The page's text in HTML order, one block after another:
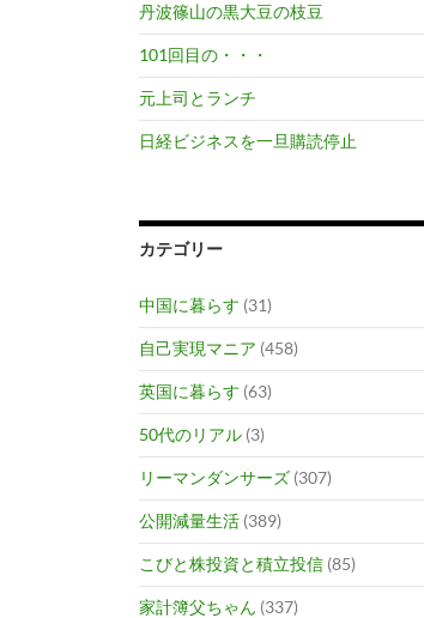
丹波篠山の黒大豆の枝豆
101回目の・・・
元上司とランチ
日経ビジネスを一旦購読停止
カテゴリー
中国に暮らす (31)
自己実現マニア (458)
英国に暮らす (63)
50代のリアル (3)
リーマンダンサーズ (307)
公開減量生活 (389)
こびと株投資と積立投信 (85)
家計簿父ちゃん (337)